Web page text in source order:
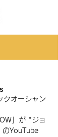
オーシャン
」が "ジョ
YouTube